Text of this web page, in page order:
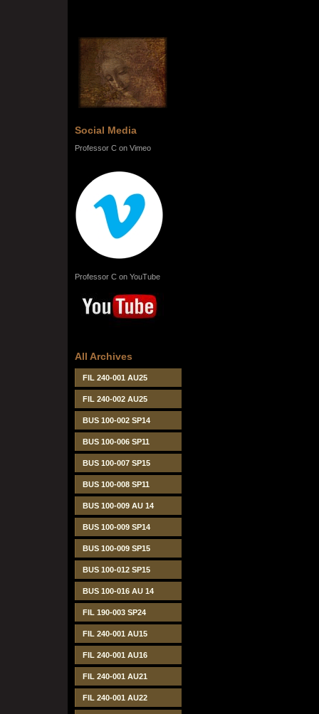
Social Media
Professor C on Vimeo
Professor C on YouTube
All Archives
FIL 240-001 AU25
FIL 240-002 AU25
BUS 100-002 SP14
BUS 100-006 SP11
BUS 100-007 SP15
BUS 100-008 SP11
BUS 100-009 AU 14
BUS 100-009 SP14
BUS 100-009 SP15
BUS 100-012 SP15
BUS 100-016 AU 14
FIL 190-003 SP24
FIL 240-001 AU15
FIL 240-001 AU16
FIL 240-001 AU21
FIL 240-001 AU22